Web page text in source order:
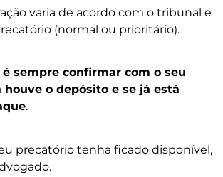
varia de acordo com o tribunal e
(normal ou prioritário).
sempre confirmar com o seu
houve o depósito e se já está
.
precatório tenha ficado disponível,